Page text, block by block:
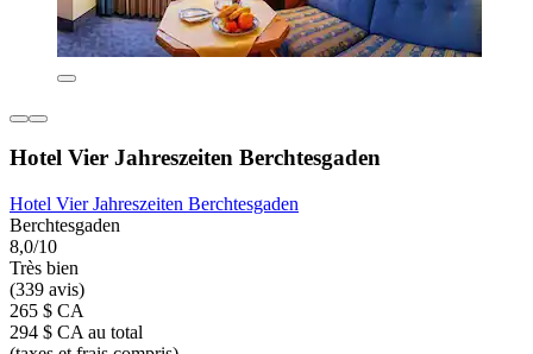
Hotel Vier Jahreszeiten Berchtesgaden
Hotel Vier Jahreszeiten Berchtesgaden
Berchtesgaden
8,0/10
Très bien
(339 avis)
265 $ CA
294 $ CA au total